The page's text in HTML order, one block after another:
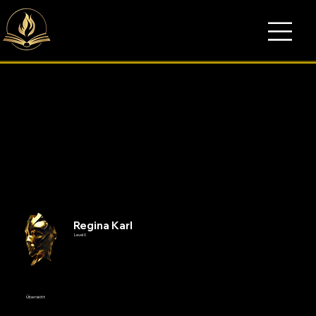
Übersicht
Regina Karl
Level 0